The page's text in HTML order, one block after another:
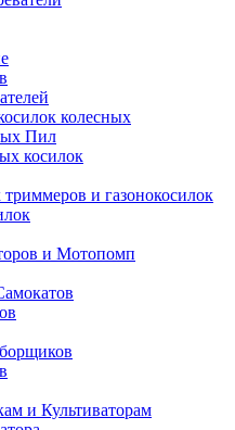
колесных
Пил
косилок
и газонокосилок
и Мотопомп
и Культиваторам